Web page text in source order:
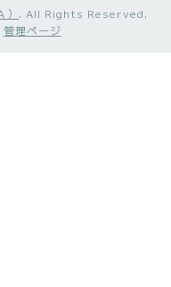
. All Rights Reserved.
管理ページ